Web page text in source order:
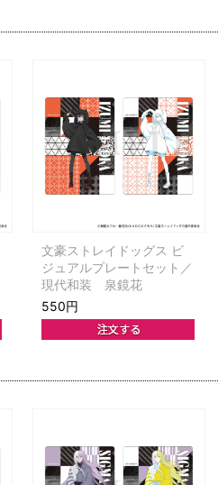
文豪ストレイドッグス ビ
ジュアルプレートセット／
現代和装 泉鏡花
550円